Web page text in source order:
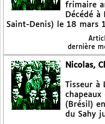
frimaire
Décédé à
Saint-Denis) le 18 mars
dernière
Nicolas,
Tisseur à
(Brésil)
du Sahy